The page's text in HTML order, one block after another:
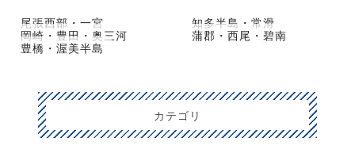
尾張西部・一宮
知多半島・常滑
岡崎・豊田・奥三河
蒲郡・西尾・碧南
豊橋・渥美半島
カテゴリ